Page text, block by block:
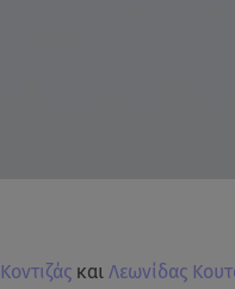
και Λεωνίδας